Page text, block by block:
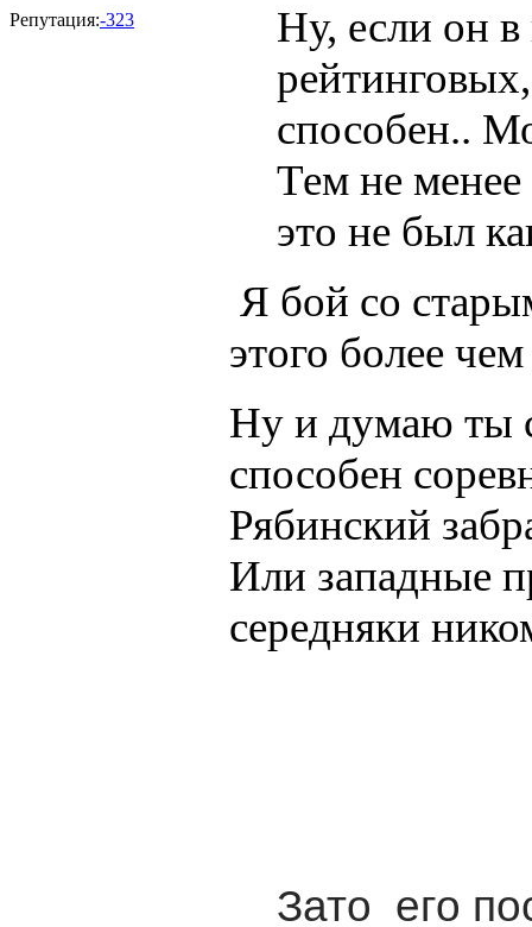
Репутация:-323
Ну, если он
способен..
Тем не
это не был
Я бой со
этого более
Ну и думаю ты
способен
Рябинский
Или западные
середняки
Зато его